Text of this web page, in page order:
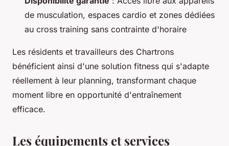
de musculation, espaces cardio et zones dédiées
au cross training sans contrainte d'horaire
Les résidents et travailleurs des Chartrons
bénéficient ainsi d'une solution fitness qui s'adapte
réellement à leur planning, transformant chaque
moment libre en opportunité d'entraînement
efficace.
Les équipements et services